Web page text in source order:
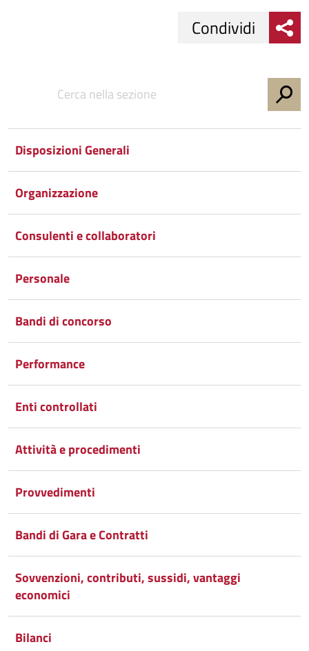
Facebook
Condividi
su
Condividi
Plus
Whatsapp
Condividi
Disposizioni Generali
Organizzazione
Consulenti e collaboratori
Personale
Bandi di concorso
Performance
Enti controllati
Attività e procedimenti
Provvedimenti
Bandi di Gara e Contratti
Sovvenzioni, contributi, sussidi, vantaggi
economici
Bilanci